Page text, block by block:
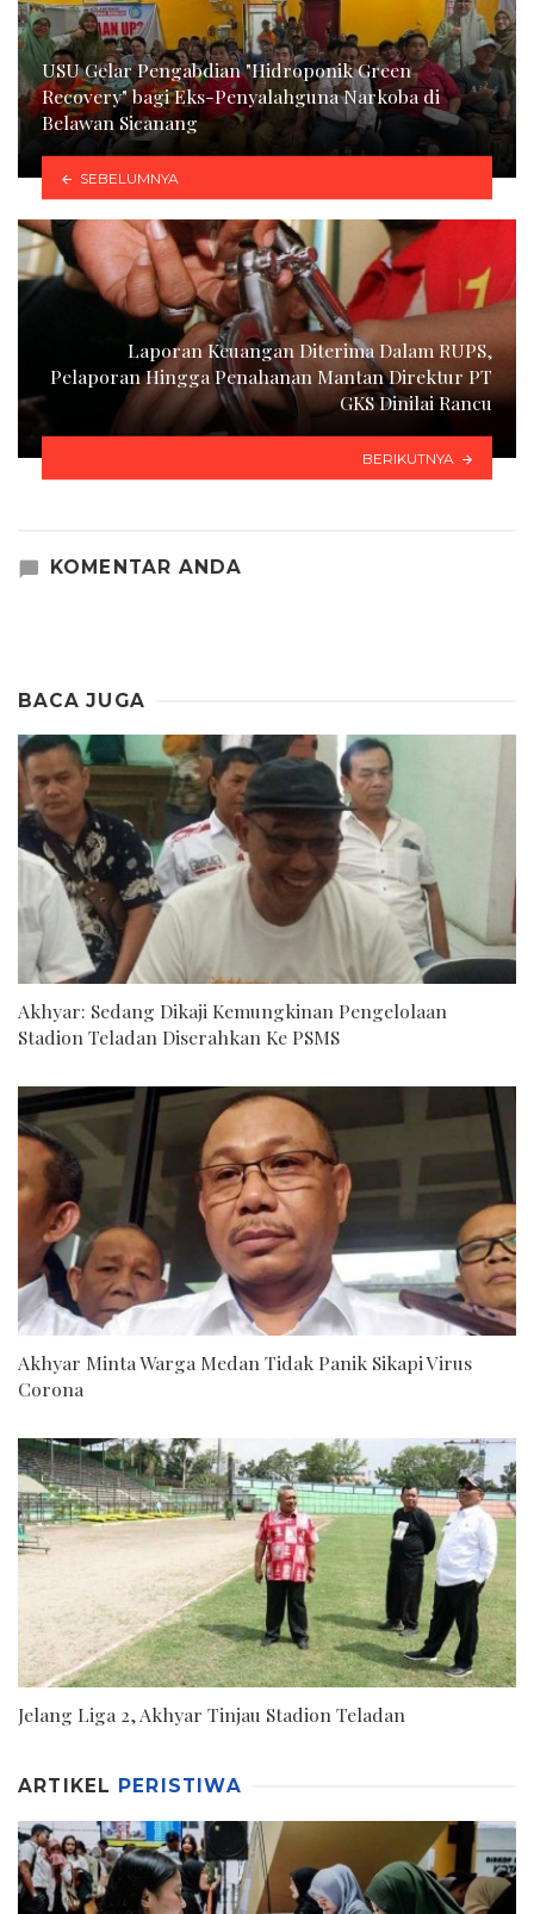
USU Gelar Pengabdian "Hidroponik Green
Recovery" bagi Eks-Penyalahguna Narkoba di
Belawan Sicanang
SEBELUMNYA
Laporan Keuangan Diterima Dalam RUPS,
Pelaporan Hingga Penahanan Mantan Direktur PT
GKS Dinilai Rancu
BERIKUTNYA
KOMENTAR ANDA
BACA JUGA
Akhyar: Sedang Dikaji Kemungkinan Pengelolaan
Stadion Teladan Diserahkan Ke PSMS
Akhyar Minta Warga Medan Tidak Panik Sikapi Virus
Corona
Jelang Liga 2, Akhyar Tinjau Stadion Teladan
ARTIKEL PERISTIWA